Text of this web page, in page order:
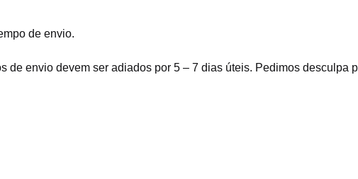
de envio.
de envio devem ser adiados por 5 – 7 dias úteis. Pedimos desculpa